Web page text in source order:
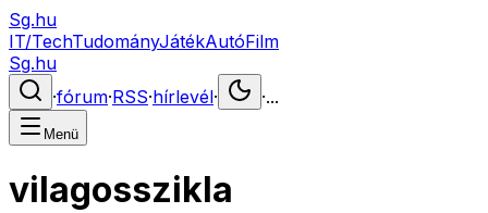
Sg.hu
IT/TechTudományJátékAutóFilm
Sg.hu
·fórum·RSS·hírlevél· ·...
Menü
vilagosszikla